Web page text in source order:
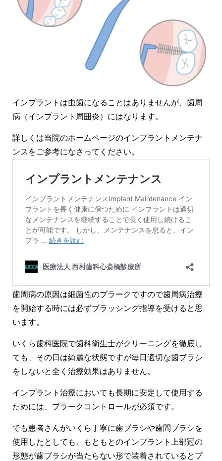
インプラントは虫歯になることはありませんが、歯周
病（インプラント周囲炎）にはなります。
詳しくは当院のホームページのインプラントメンテナ
ンスをご参考になさってください。
歯周病の原因は細菌性のプラークですので歯周病治療
を開始する時には必ずブラッシング指導を受けると思
います。
いくら歯科医院で歯科衛生士がクリーニングを徹底し
ても、その日は綺麗な状態ですが毎日適切な歯ブラシ
をしないと全く治療効果はありません。
インプラント治療においても長期に安定して使用する
ためには、プラークコントロールが必須です。
でも患者さんがいくら丁寧に歯ブラシや歯間ブラシを
使用したとしても、もともとのインプラント上部冠の
形態が歯ブラシが当たらない形で装着されているとプ